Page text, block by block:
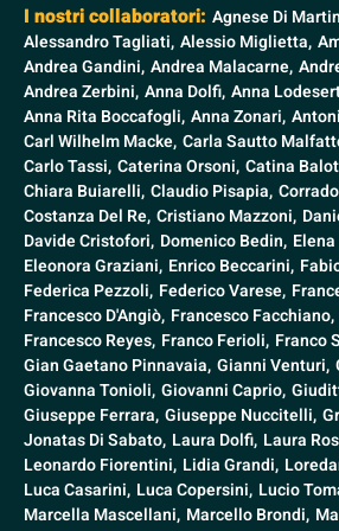
I nostri collaboratori: Agnese Di
Alessandro Tagliati, Alessio Miglietta,
Andrea Gandini, Andrea Malacarne,
Andrea Zerbini, Anna Dolfi, Anna
Anna Rita Boccafogli, Anna Zonari,
Carl Wilhelm Macke, Carla Sautto
Carlo Tassi, Caterina Orsoni, Catina
Chiara Buiarelli, Claudio Pisapia,
Costanza Del Re, Cristiano Mazzoni,
Davide Cristofori, Domenico Bedin,
Eleonora Graziani, Enrico Beccarini,
Federica Pezzoli, Federico Varese,
Francesco D'Angiò, Francesco Facchiano,
Francesco Reyes, Franco Ferioli, Franco
Gian Gaetano Pinnavaia, Gianni Venturi,
Giovanna Tonioli, Giovanni Caprio,
Giuseppe Ferrara, Giuseppe Nuccitelli,
Jonatas Di Sabato, Laura Dolfi, Laura
Leonardo Fiorentini, Lidia Grandi,
Luca Casarini, Luca Copersini, Lucio
Marcella Mascellani, Marcello Brondi,